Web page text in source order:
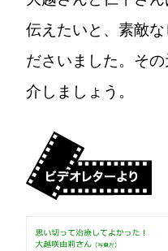
伝えたいと、素敵
ださいました。そ
介しましょう。